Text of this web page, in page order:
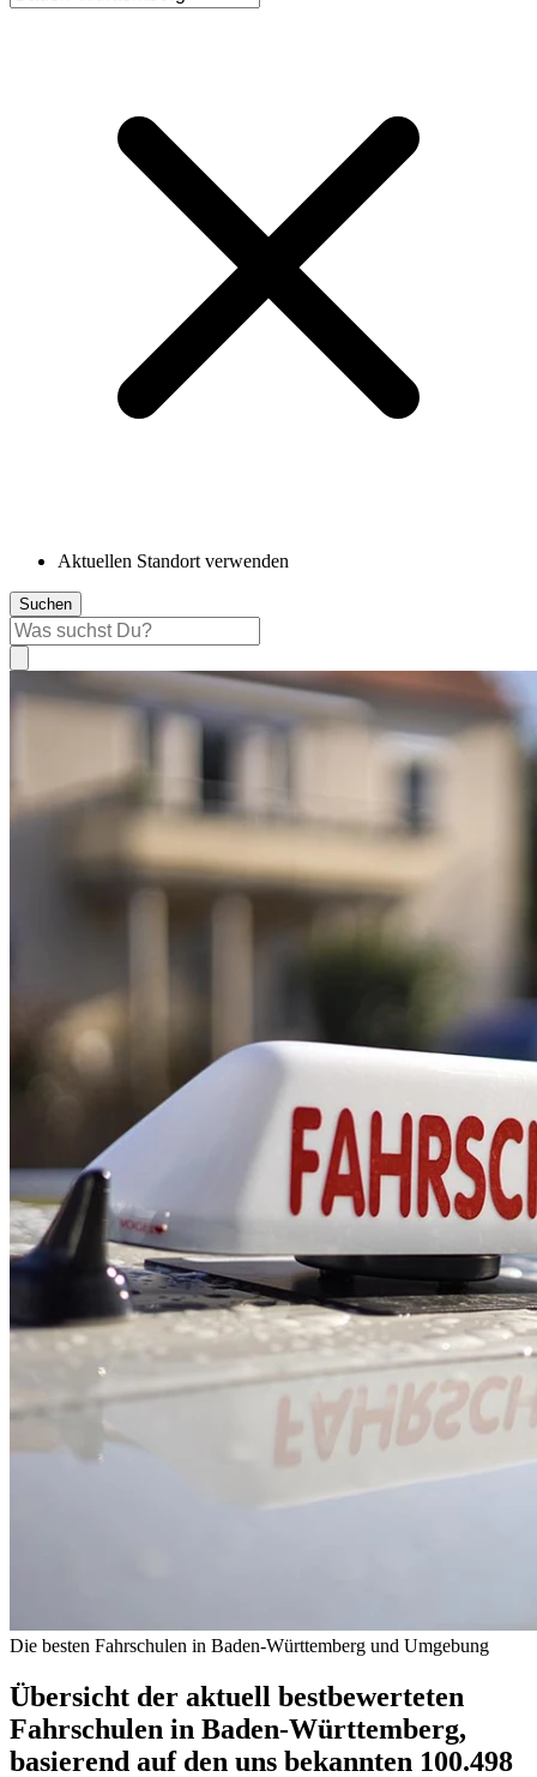
Aktuellen Standort verwenden
Suchen
Die besten Fahrschulen in Baden-Württemberg und Umgebung
Übersicht der aktuell bestbewerteten
Fahrschulen in Baden-Württemberg,
basierend auf den uns bekannten 100.498